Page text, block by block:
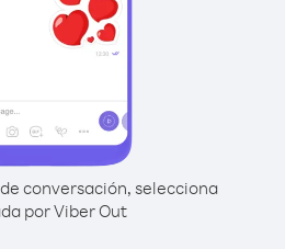
conversación, selecciona
por Viber Out